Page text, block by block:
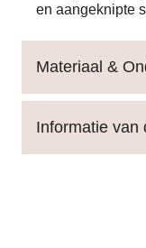
en aangeknipte
Materiaal &
Informatie van